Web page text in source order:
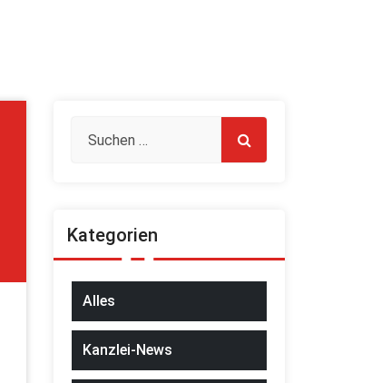
Kategorien
Alles
Kanzlei-News